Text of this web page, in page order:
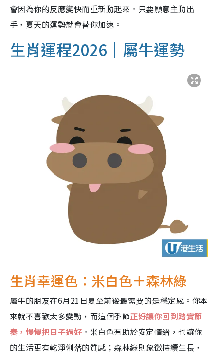
會因為你的反應變快而重新動起來。只要願意主動出
手，夏天的運勢就會替你加速。
生肖運程2026｜屬牛運勢
生肖幸運色：米白色＋森林綠
屬牛的朋友在6月21日夏至前後最需要的是穩定感。你本
來就不喜歡太多變動，而這個季節正好讓你回到踏實節
奏，慢慢把日子過好。米白色有助於安定情緒，也讓你
的生活更有乾淨俐落的質感；森林綠則象徵持續生長，